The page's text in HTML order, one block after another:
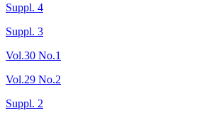
Suppl. 4
Suppl. 3
Vol.30 No.1
Vol.29 No.2
Suppl. 2